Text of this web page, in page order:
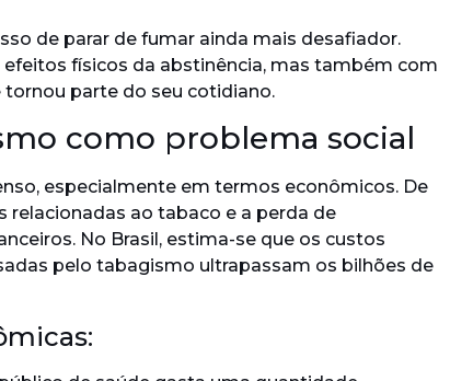
de parar de fumar ainda mais desafiador.
físicos da abstinência, mas também com
parte do seu cotidiano.
como problema social
especialmente em termos econômicos. De
relacionadas ao tabaco e a perda de
No Brasil, estima-se que os custos
pelo tabagismo ultrapassam os bilhões de